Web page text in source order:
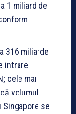
1 miliard de
316 miliarde
intrare
cele mai
volumul
se